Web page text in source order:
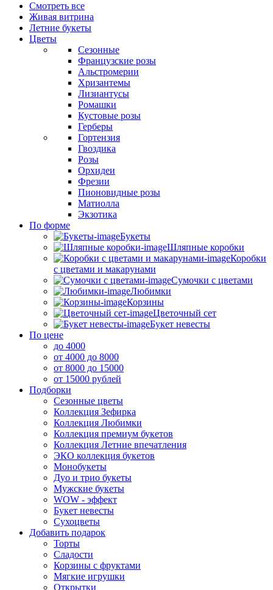
Смотреть все
Живая витрина
Летние букеты
Цветы
Сезонные
Французские розы
Альстромерии
Хризантемы
Лизиантусы
Ромашки
Кустовые розы
Герберы
Гортензия
Гвоздика
Розы
Орхидеи
Фрезии
Пионовидные розы
Матиолла
Экзотика
По форме
Букеты
Шляпные коробки
Коробки
с цветами и макарунами
Сумочки с цветами
Любимки
Корзины
Цветочный сет
Букет невесты
По цене
до 4000
от 4000 до 8000
от 8000 до 15000
от 15000 рублей
Подборки
Сезонные цветы
Коллекция Зефирка
Коллекция Любимки
Коллекция премиум букетов
Коллекция Летние впечатления
ЭКО коллекция букетов
Монобукеты
Дуо и трио букеты
Мужские букеты
WOW - эффект
Букет невесты
Сухоцветы
Добавить подарок
Торты
Сладости
Корзины с фруктами
Мягкие игрушки
Открытки